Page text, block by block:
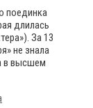
поединка
длилась
За 13
не знала
в высшем